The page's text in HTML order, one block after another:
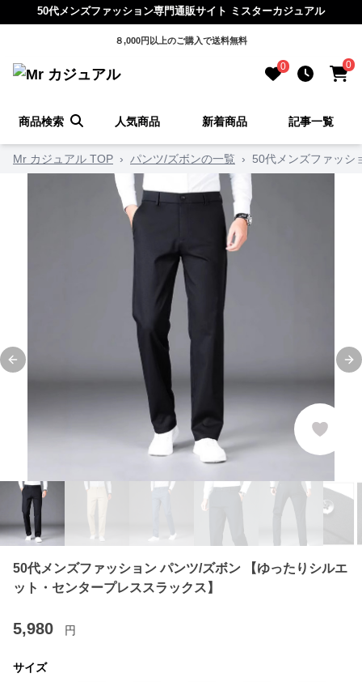
50代メンズファッション専門通販サイト ミスターカジュアル
８,000円以上のご購入で送料無料
0 0
商品検索 人気商品 新着商品 記事一覧
Mr カジュアル TOP › パンツ/ズボンの一覧 › 50代メンズファッシ
Previous slide
50代メンズファッション パンツ/ズボン 【ゆったりシルエ
ット・センタープレススラックス】
5,980 円
サイズ